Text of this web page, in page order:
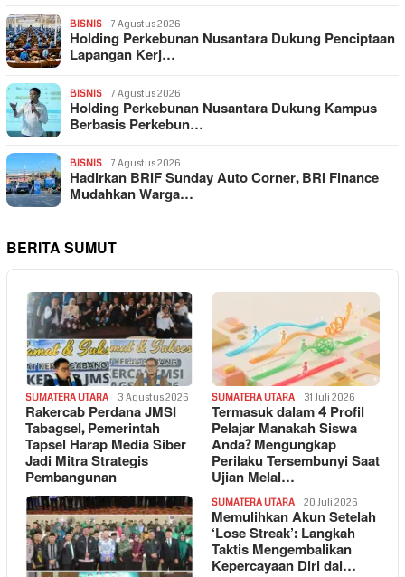
BISNIS 7 Agustus 2026
Holding Perkebunan Nusantara Dukung Penciptaan
Lapangan Kerj…
BISNIS 7 Agustus 2026
Holding Perkebunan Nusantara Dukung Kampus
Berbasis Perkebun…
BISNIS 7 Agustus 2026
Hadirkan BRIF Sunday Auto Corner, BRI Finance
Mudahkan Warga…
BERITA SUMUT
SUMATERA UTARA 3 Agustus 2026
Rakercab Perdana JMSI
Tabagsel, Pemerintah
Tapsel Harap Media Siber
Jadi Mitra Strategis
Pembangunan
SUMATERA UTARA 31 Juli 2026
Termasuk dalam 4 Profil
Pelajar Manakah Siswa
Anda? Mengungkap
Perilaku Tersembunyi Saat
Ujian Melal…
SUMATERA UTARA 20 Juli 2026
Memulihkan Akun Setelah
‘Lose Streak’: Langkah
Taktis Mengembalikan
Kepercayaan Diri dal…